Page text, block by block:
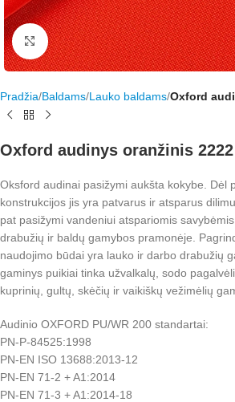
Rodyti nuotrauką visame ekrane
Pradžia Baldams Lauko baldams Oxford
Oxford audinys oranžinis 2222
Oksford audinai pasižymi aukšta kokybe. Dėl
konstrukcijos jis yra patvarus ir atsparus
pat pasižymi vandeniui atspariomis
drabužių ir baldų gamybos pramonėje.
naudojimo būdai yra lauko ir darbo drabužių
gaminys puikiai tinka užvalkalų, sodo
kuprinių, gultų, skėčių ir vaikiškų vežimėlių
Audinio OXFORD PU/WR 200 standartai:
PN-P-84525:1998
PN-EN ISO 13688:2013-12
PN-EN 71-2 + A1:2014
PN-EN 71-3 + A1:2014-18